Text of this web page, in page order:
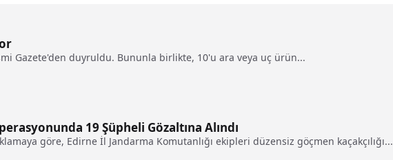
Gazete'den duyruldu. Bununla birlikte, 10'u ara veya uç ürün...
19 Şüpheli Gözaltına Alındı
göre, Edirne İl Jandarma Komutanlığı ekipleri düzensiz göçmen kaçakçılığı...